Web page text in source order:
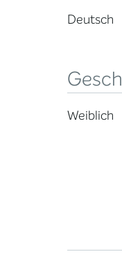
Deutsch
Weiblich